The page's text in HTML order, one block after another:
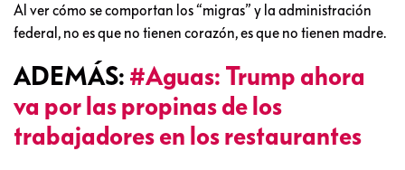
Al ver cómo se comportan los “migras” y la administración
federal, no es que no tienen corazón, es que no tienen madre.
ADEMÁS: #Aguas: Trump ahora
va por las propinas de los
trabajadores en los restaurantes